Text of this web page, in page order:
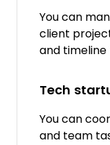
You can
client
and timeline
Tech
You can
and team